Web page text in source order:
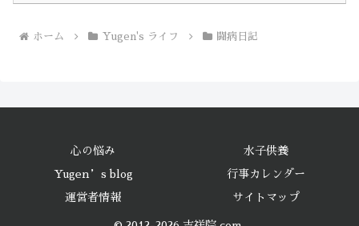
ホーム Yugen's ライフ 闘病日記
心の悩み 水子供養
Yugen’s blog 行事カレンダー
運営者情報 サイトマップ